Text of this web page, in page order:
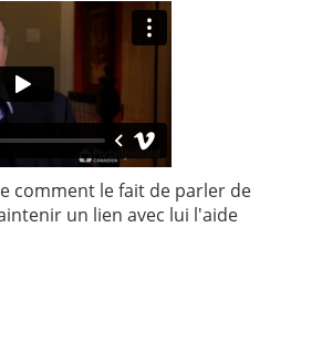
comment le fait de parler de
un lien avec lui l'aide